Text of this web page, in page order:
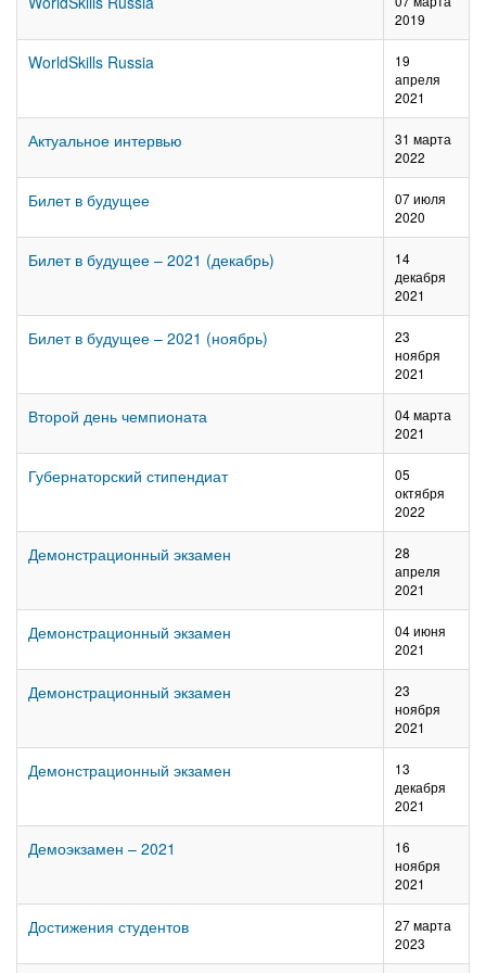
2019
WorldSkills Russia
19
апреля
2021
Актуальное интервью
31 марта
2022
Билет в будущее
07 июля
2020
Билет в будущее – 2021 (декабрь)
14
декабря
2021
Билет в будущее – 2021 (ноябрь)
23
ноября
2021
Второй день чемпионата
04 марта
2021
Губернаторский стипендиат
05
октября
2022
Демонстрационный экзамен
28
апреля
2021
Демонстрационный экзамен
04 июня
2021
Демонстрационный экзамен
23
ноября
2021
Демонстрационный экзамен
13
декабря
2021
Демоэкзамен – 2021
16
ноября
2021
Достижения студентов
27 марта
2023